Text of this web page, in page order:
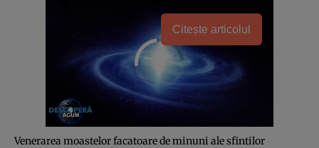
Citește articolul
Venerarea moastelor facatoare de minuni ale sfintilor